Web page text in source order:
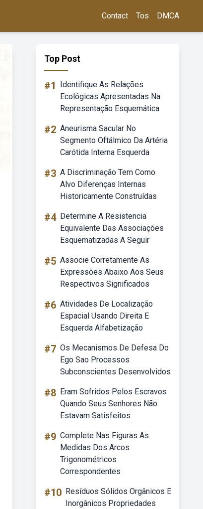
Contact Tos DMCA
Top Post
#1
Identifique As Relações
Ecológicas Apresentadas Na
Representação Esquemática
#2 Aneurisma Sacular No
Segmento Oftálmico Da Artéria
Carótida Interna Esquerda
#3 A Discriminação Tem Como
Alvo Diferenças Internas
Historicamente Construídas
#4 Determine A Resistencia
Equivalente Das Associações
Esquematizadas A Seguir
#5 Associe Corretamente As
Expressões Abaixo Aos Seus
Respectivos Significados
#6 Atividades De Localização
Espacial Usando Direita E
Esquerda Alfabetização
#7 Os Mecanismos De Defesa Do
Ego Sao Processos
Subconscientes Desenvolvidos
#8 Eram Sofridos Pelos Escravos
Quando Seus Senhores Não
Estavam Satisfeitos
#9 Complete Nas Figuras As
Medidas Dos Arcos
Trigonométricos
Correspondentes
#10 Resíduos Sólidos Orgânicos E
Inorgânicos Propriedades